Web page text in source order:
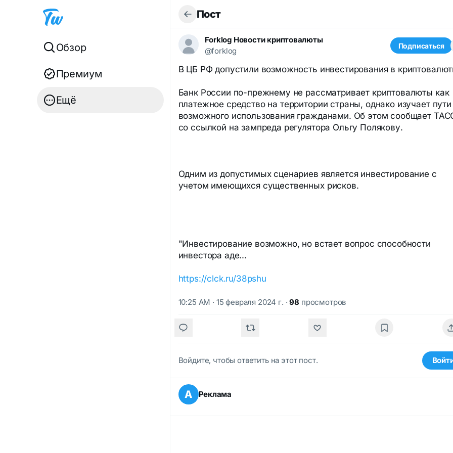
Обзор
Премиум
Ещё
Пост
Forklog Новости криптовалюты
@forklog
Подписаться
В ЦБ РФ допустили возможность инвестирования в
Банк России по-прежнему не рассматривает криптовалюты как
платежное средство на территории страны, однако изучает пути
возможного использования гражданами. Об этом сообщает
со ссылкой на зампреда регулятора Ольгу Полякову.
Одним из допустимых сценариев является инвестирование с
учетом имеющихся существенных рисков.
"Инвестирование возможно, но встает вопрос способности
инвестора аде...
https://clck.ru/38pshu
10:25 AM · 15 февраля 2024 г. ·98 просмотров
Войдите, чтобы ответить на этот пост.
А Реклама